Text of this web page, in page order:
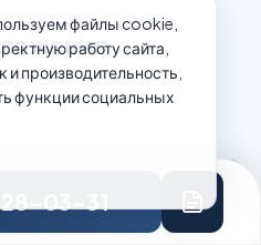
03-31
файлы cookie,
работу сайта,
и производительность,
функции социальных